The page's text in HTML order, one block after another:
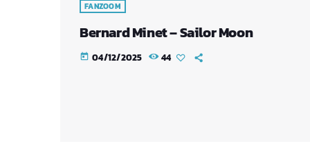
FANZOOM
Bernard Minet – Sailor Moon
today 04/12/2025 44